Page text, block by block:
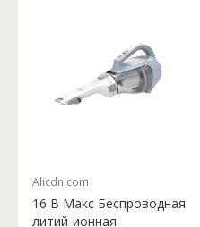
Alicdn.com
16 В Макс Беспроводная
литий-ионная